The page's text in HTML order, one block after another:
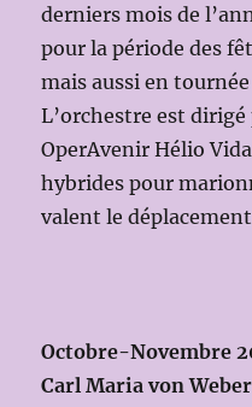
derniers mois de
pour la période des
mais aussi en
L’orchestre est
OperAvenir Hélio
hybrides pour
valent le
Octobre-Novembre
Carl Maria von Weber